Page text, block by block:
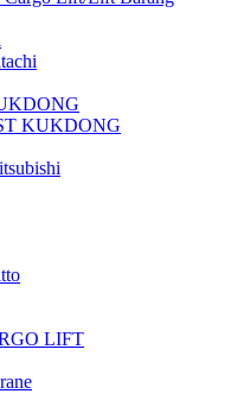
KUKDONG
LIFT